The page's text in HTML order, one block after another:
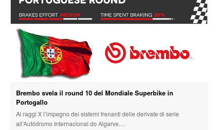
Brembo svela il round 10 del Mondiale Superbike in
Portogallo
Ai raggi X l’impegno dei sistemi frenanti delle derivate di serie
all’Autódromo Internacional do Algarve.…